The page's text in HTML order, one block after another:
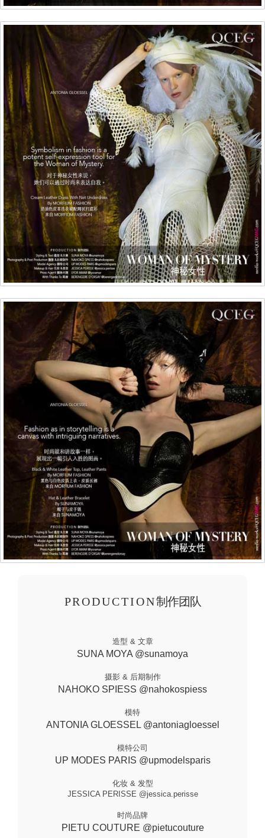
P R O D U C T I O N 制作团队
造型 & 文章
SUNA MOYA @sunamoya
摄影 & 后期制作
NAHOKO SPIESS @nahokospiess
模特
ANTONIA GLOESSEL @antoniagloessel
模特公司
UP MODES PARIS @upmodelsparis
化妆 & 发型
JESSICA PERISSE @jessica.perisse
时尚品牌
PIETU COUTURE @pietucouture